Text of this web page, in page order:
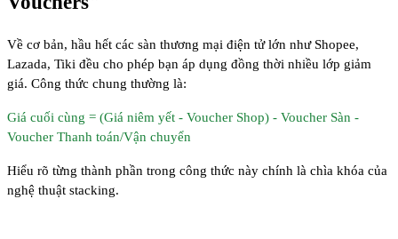
Về cơ bản, hầu hết các sàn thương mại điện tử lớn như Shopee,
Lazada, Tiki đều cho phép bạn áp dụng đồng thời nhiều lớp giảm
giá. Công thức chung thường là:
Giá cuối cùng = (Giá niêm yết - Voucher Shop) - Voucher Sàn -
Voucher Thanh toán/Vận chuyển
Hiểu rõ từng thành phần trong công thức này chính là chìa khóa của
nghệ thuật stacking.